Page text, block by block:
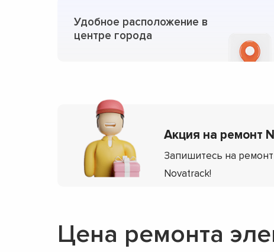
Удобное расположение в
центре города
Акция на ремонт
Запишитесь на
Novatrack!
Цена ремонта